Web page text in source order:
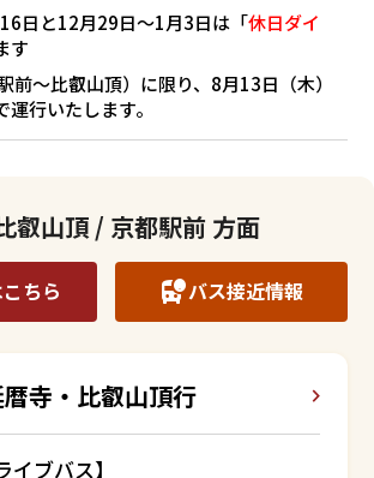
日と12月29日～1月3日は「休日ダイ
す
前～比叡山頂）に限り、8月13日（木）
行いたします。
叡山頂 / 京都駅前 方面
ちら バス接近情報
寺・比叡山頂行
イブバス】